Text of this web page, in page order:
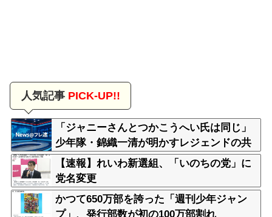
人気記事PICK-UP!!
「ジャニーさんとつかこうへい氏は同じ」
少年隊・錦織一清が明かすレジェンドの共
通点と我流の演出論
【速報】れいわ新選組、「いのちの党」に
党名変更
かつて650万部を誇った「週刊少年ジャン
プ」、発行部数が初の100万部割れ